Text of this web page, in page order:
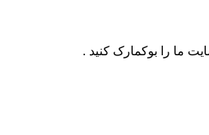
ما را بوکمارک کنید .